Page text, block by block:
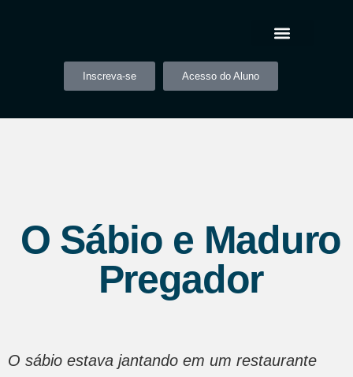
Inscreva-se Acesso do Aluno
O Sábio e Maduro
Pregador
O sábio estava jantando em um restaurante